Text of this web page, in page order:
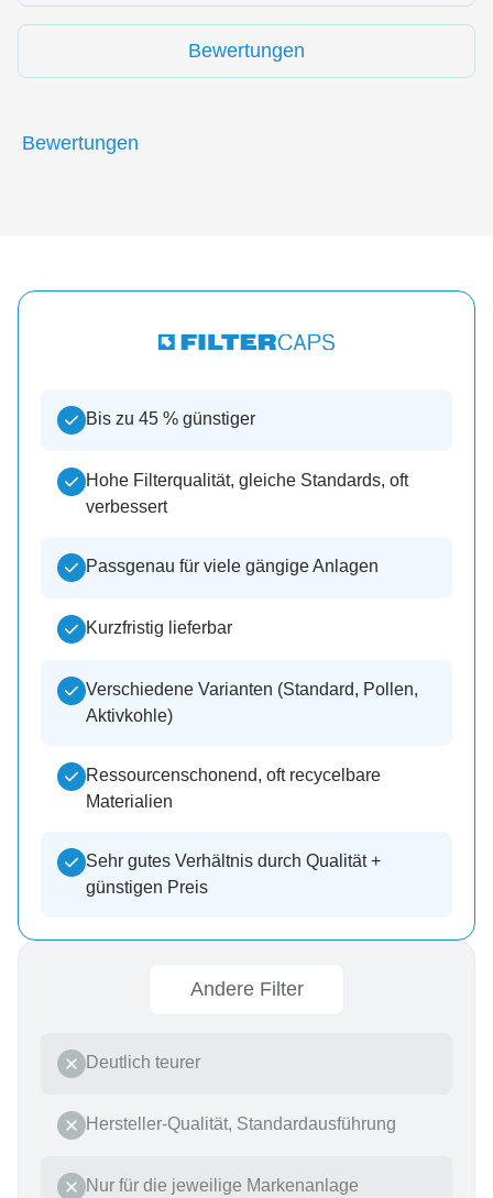
Bewertungen
Bewertungen
Bis zu 45 % günstiger
Hohe Filterqualität, gleiche Standards, oft
verbessert
Passgenau für viele gängige Anlagen
Kurzfristig lieferbar
Verschiedene Varianten (Standard, Pollen,
Aktivkohle)
Ressourcenschonend, oft recycelbare
Materialien
Sehr gutes Verhältnis durch Qualität +
günstigen Preis
Andere Filter
Deutlich teurer
Hersteller-Qualität, Standardausführung
Nur für die jeweilige Markenanlage